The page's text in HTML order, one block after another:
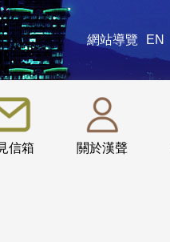
網站導覽 EN
信箱 關於漢聲
:::